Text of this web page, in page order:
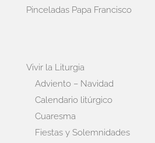
Pinceladas Papa Francisco
Vivir la Liturgia
Adviento – Navidad
Calendario litúrgico
Cuaresma
Fiestas y Solemnidades